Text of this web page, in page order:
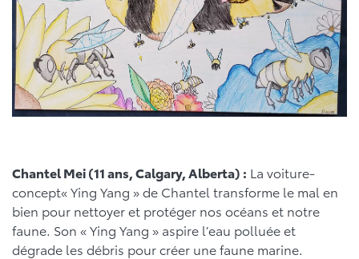
Chantel Mei (11 ans, Calgary, Alberta) : La voiture-
concept« Ying Yang » de Chantel transforme le mal en
bien pour nettoyer et protéger nos océans et notre
faune. Son « Ying Yang » aspire l’eau polluée et
dégrade les débris pour créer une faune marine.